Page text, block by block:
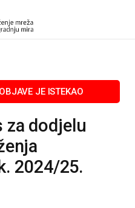
za dodjelu
2024/25.